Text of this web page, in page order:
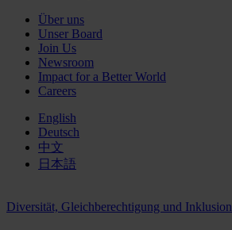
Über uns
Unser Board
Join Us
Newsroom
Impact for a Better World
Careers
English
Deutsch
中文
日本語
Diversität, Gleichberechtigung und Inklusion